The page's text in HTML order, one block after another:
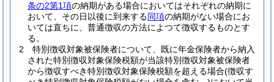
条の2第1項の納期がある場合においてはそれぞれの納期に
おいて、その日以後に到来する同項の納期がない場合にお
いては直ちに、普通徴収の方法によつて徴収するものとす
る。
2
特別徴収対象被保険者について、既に年金保険者から納入
された特別徴収対象保険税額が当該特別徴収対象被保険者
から徴収すべき特別徴収対象保険税額を超える場合(徴収す